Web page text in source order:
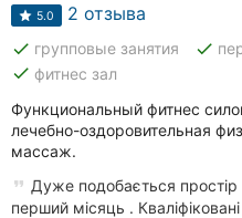
5.0 2 отзыва
done групповые занятия done
done фитнес зал
Функциональный фитнес
лечебно-оздоровительная
массаж.
Дуже подобається
перший місяць .